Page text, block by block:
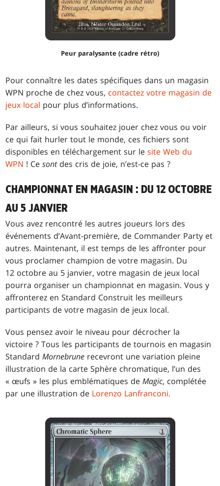
Peur paralysante (cadre rétro)
Pour connaître les dates spécifiques dans un magasin
WPN proche de chez vous, contactez votre magasin de
jeux local pour plus d’informations.
Par ailleurs, si vous souhaitez jouer chez vous ou voir
ce qui fait hurler tout le monde, ces fichiers sont
disponibles en téléchargement sur lesite Web du
WPN ! Cesont des cris de joie, n’est-ce pas ?
CHAMPIONNAT EN MAGASIN : DU 12 OCTOBRE
AU 5 JANVIER
Vous avez rencontré les autres joueurs lors des
événements d’Avant-première, de Commander Party et
autres. Maintenant, il est temps de les affronter pour
vous proclamer champion de votre magasin. Du
12 octobre au 5 janvier, votre magasin de jeux local
pourra organiser un championnat en magasin. Vous y
affronterez en Standard Construit les meilleurs
participants de votre magasin de jeux local.
Vous pensez avoir le niveau pour décrocher la
victoire ? Tous les participants de tournois en magasin
StandardMornebrune recevront une variation pleine
illustration de la carte Sphère chromatique, l’un des
« œufs » les plus emblématiques deMagic, complétée
par une illustration de Lorenzo Lanfranconi.